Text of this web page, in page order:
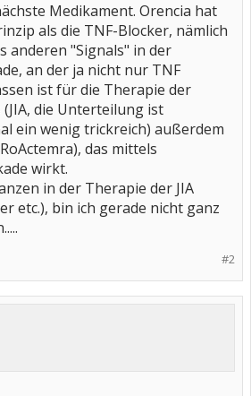
( Antikörper und Nebenwirkungen).
Medikament wenn keine TNF Blocker
Medikament. Orencia hat
als die TNF-Blocker, nämlich
anderen "Signals" in der
an der ja nicht nur TNF
ist für die Therapie der
die Unterteilung ist
ein wenig trickreich) außerdem
das mittels
wirkt.
in der Therapie der JIA
etc.), bin ich gerade nicht ganz
#2